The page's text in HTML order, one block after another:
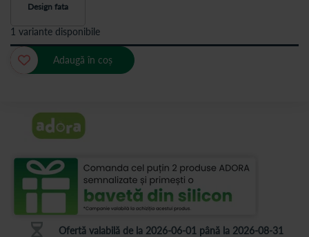
Ofertă valabilă de la 2026-06-01 până la 2026-08-31
Design fata
1 variante disponibile
Adaugă în coș